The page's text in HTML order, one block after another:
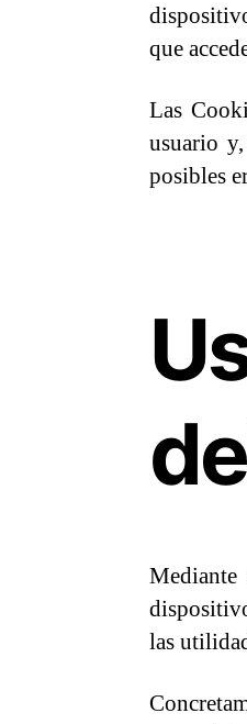
que
Las
usuario
posibles
Mediante
las